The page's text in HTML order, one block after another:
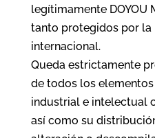
legítimamente DOYOU
tanto protegidos por la
internacional.
Queda estrictamente
de todos los
industrial e intelectual
así como su